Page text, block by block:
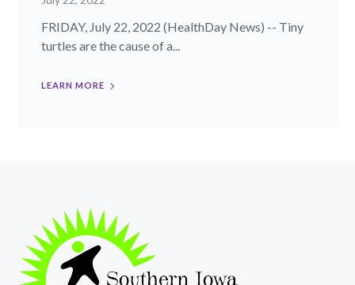
FRIDAY, July 22, 2022 (HealthDay News) -- Tiny
turtles are the cause of a...
LEARN MORE